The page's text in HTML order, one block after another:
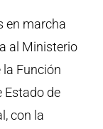
en marcha
al Ministerio
Función
Estado de
con la